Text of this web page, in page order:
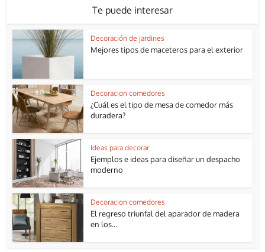
Te puede interesar
Decoración de jardines
Mejores tipos de maceteros para el exterior
Decoracion comedores
¿Cuál es el tipo de mesa de comedor más
duradera?
Ideas para decorar
Ejemplos e ideas para diseñar un despacho
moderno
Decoracion comedores
El regreso triunfal del aparador de madera
en los...